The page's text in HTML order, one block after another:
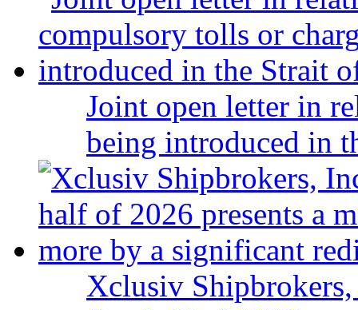
Joint open letter in
being introduced in
Xclusiv